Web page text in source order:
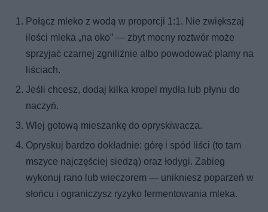
Połącz mleko z wodą w proporcji 1:1. Nie zwiększaj
ilości mleka „na oko” — zbyt mocny roztwór może
sprzyjać czarnej zgniliźnie albo powodować plamy na
liściach.
Jeśli chcesz, dodaj kilka kropel mydła lub płynu do
naczyń.
Wlej gotową mieszankę do opryskiwacza.
Opryskuj bardzo dokładnie: górę i spód liści (to tam
mszyce najczęściej siedzą) oraz łodygi. Zabieg
wykonuj rano lub wieczorem — unikniesz poparzeń w
słońcu i ograniczysz ryzyko fermentowania mleka.